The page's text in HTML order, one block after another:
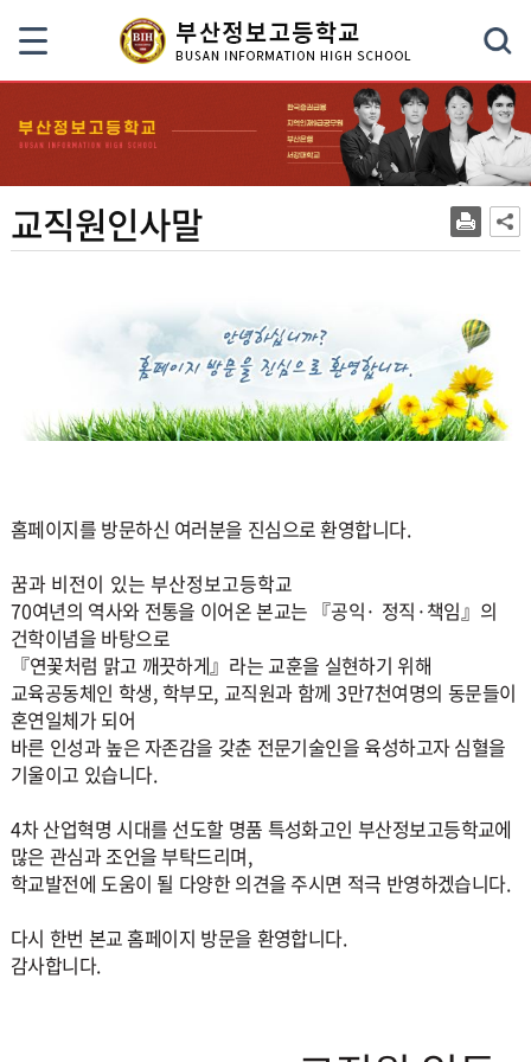
교직원인사말
홈페이지를 방문하신 여러분을 진심으로 환영합니다.
꿈과 비전이 있는 부산정보고등학교
70여년의 역사와 전통을 이어온 본교는 『공익· 정직 ·책임 』 의
건학이념을 바탕으로
『연꽃처럼 맑고 깨끗하게』 라는 교훈을 실현하기 위해
교육공동체인 학생, 학부모, 교직원과 함께 3만7천여명의 동문들이
혼연일체가 되어
바른 인성과 높은 자존감을 갖춘 전문기술인을 육성하고자 심혈을
기울이고 있습니다.
4차 산업혁명 시대를 선도할 명품 특성화고인 부산정보고등학교에
많은 관심과 조언을 부탁드리며,
학교발전에 도움이 될 다양한 의견을 주시면 적극 반영하겠습니다.
다시 한번 본교 홈페이지 방문을 환영합니다.
감사합니다.